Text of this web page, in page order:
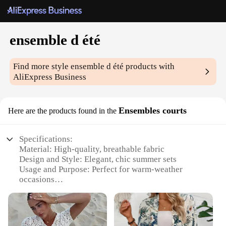
ensemble d été
Find more styleensemble d été products with
AliExpress Business
Here are the products found in the Ensembles courts
Specifications:
Material: High-quality, breathable fabric
Design and Style: Elegant, chic summer sets
Usage and Purpose: Perfect for warm-weather
occasions
Performance and Property: Lightweight,
comfortable wear
Parts and Accessories: Comes as a complete set